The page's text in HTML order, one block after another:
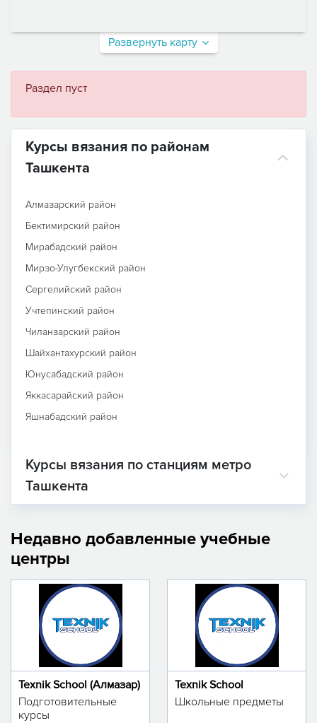
Развернуть карту
Раздел пуст
Курсы вязания по районам
Ташкента
Алмазарский район
Бектимирский район
Мирабадский район
Мирзо-Улугбекский район
Сергелийский район
Учтепинский район
Чиланзарский район
Шайхантахурский район
Юнусабадский район
Яккасарайский район
Яшнабадский район
Курсы вязания по станциям метро
Ташкента
Недавно добавленные учебные
центры
Texnik School (Алмазар)
Подготовительные
курсы
Texnik School
Школьные предметы